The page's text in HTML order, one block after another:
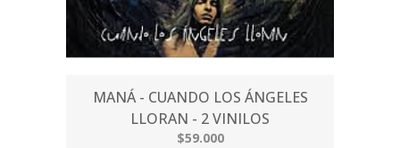
MANÁ - CUANDO LOS ÁNGELES
LLORAN - 2 VINILOS
$59.000